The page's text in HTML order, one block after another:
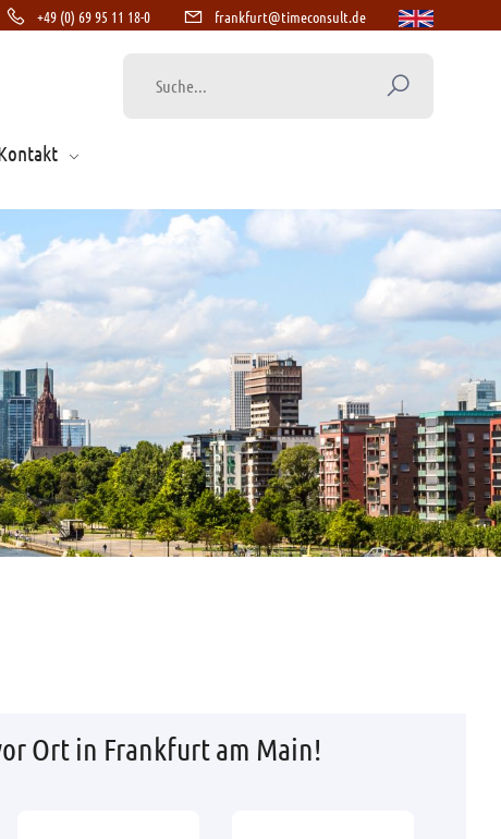
+49 (0) 69 95 11 18-0 frankfurt@timeconsult.de
Ort in Frankfurt am Main!